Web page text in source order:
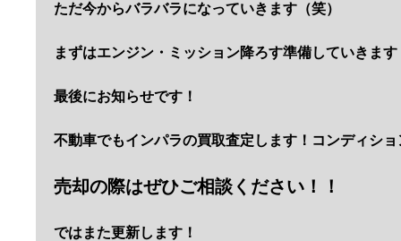
ただ今からバラバラになっていきます（笑）
まずはエンジン・ミッション降ろす準備していきます
最後にお知らせです！
不動車でもインパラの買取査定します！コンディシ
売却の際はぜひご相談ください！！
ではまた更新します！